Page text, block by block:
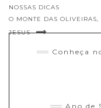
NOSSAS DICAS
O MONTE DAS
JESUS
Conheça
Ano de